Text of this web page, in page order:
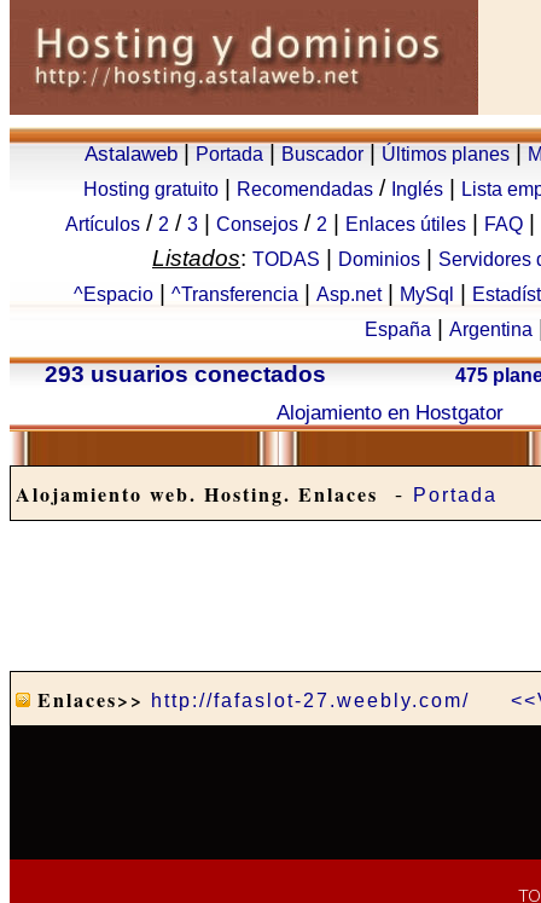
Astalaweb Portada Buscador Últimos planes
Hosting gratuito
Recomendadas / Inglés
Lista
Artículos / 2 / 3 Consejos / 2 Enlaces útiles FAQ
Listados: TODAS Dominios
Servidores
^Espacio
^Transferencia Asp.net| MySql
España
Argentina
293 usuarios conectados
475
Alojamiento en Hostgator
Alojamiento web. Hosting. Enlaces - Portada
Enlaces>> http://fafaslot-27.weebly.com/